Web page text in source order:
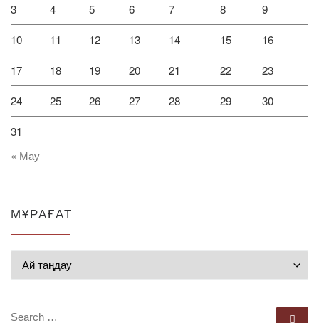
3 4 5 6 7 8 9
10 11 12 13 14 15 16
17 18 19 20 21 22 23
24 25 26 27 28 29 30
31
« Мау
МҰРАҒАТ
SEARCH